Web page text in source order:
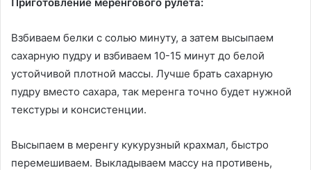
Взбиваем белки с солью минуту, а затем высыпаем
сахарную пудру и взбиваем 10-15 минут до белой
устойчивой плотной массы. Лучше брать сахарную
пудру вместо сахара, так меренга точно будет нужной
текстуры и консистенции.
Высыпаем в меренгу кукурузный крахмал, быстро
перемешиваем. Выкладываем массу на противень,